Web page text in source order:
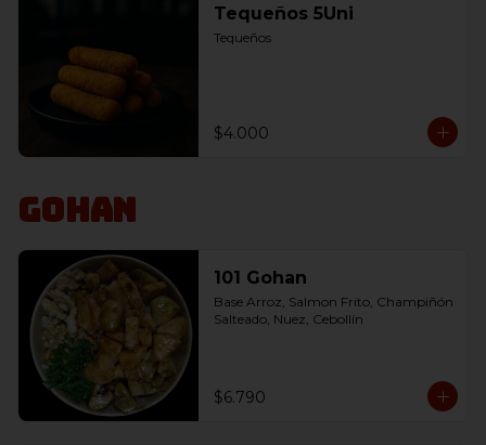
Tequeños 5Uni
Tequeños
$4.000
Gohan
101 Gohan
Base Arroz, Salmon Frito, Champiñón
Salteado, Nuez, Cebollín
$6.790